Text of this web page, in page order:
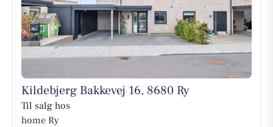
Kildebjerg Bakkevej 16, 8680 Ry
Til salg hos
home Ry